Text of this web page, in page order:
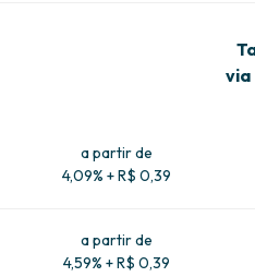
via
a partir de
4,09% + R$ 0,39
a partir de
4,59% + R$ 0,39